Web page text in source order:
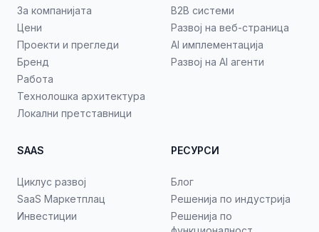
За компанијата
Цени
Проекти и прегледи
Бренд
Работа
Технолошка архитектура
Локални претставници
B2B системи
Развој на веб-страница
AI имплементација
Развој на AI агенти
SAAS
Циклус развој
SaaS Маркетплац
Инвестиции
РЕСУРСИ
Блог
Решенија по индустрија
Решенија по